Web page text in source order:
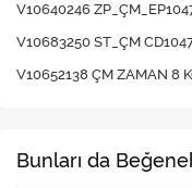
V10640246
V10683250 ST_ÇM
V10652138 ÇM ZAMAN 8
Bunları da